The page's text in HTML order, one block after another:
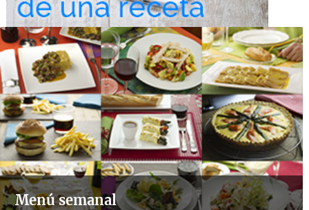
Menú semanal